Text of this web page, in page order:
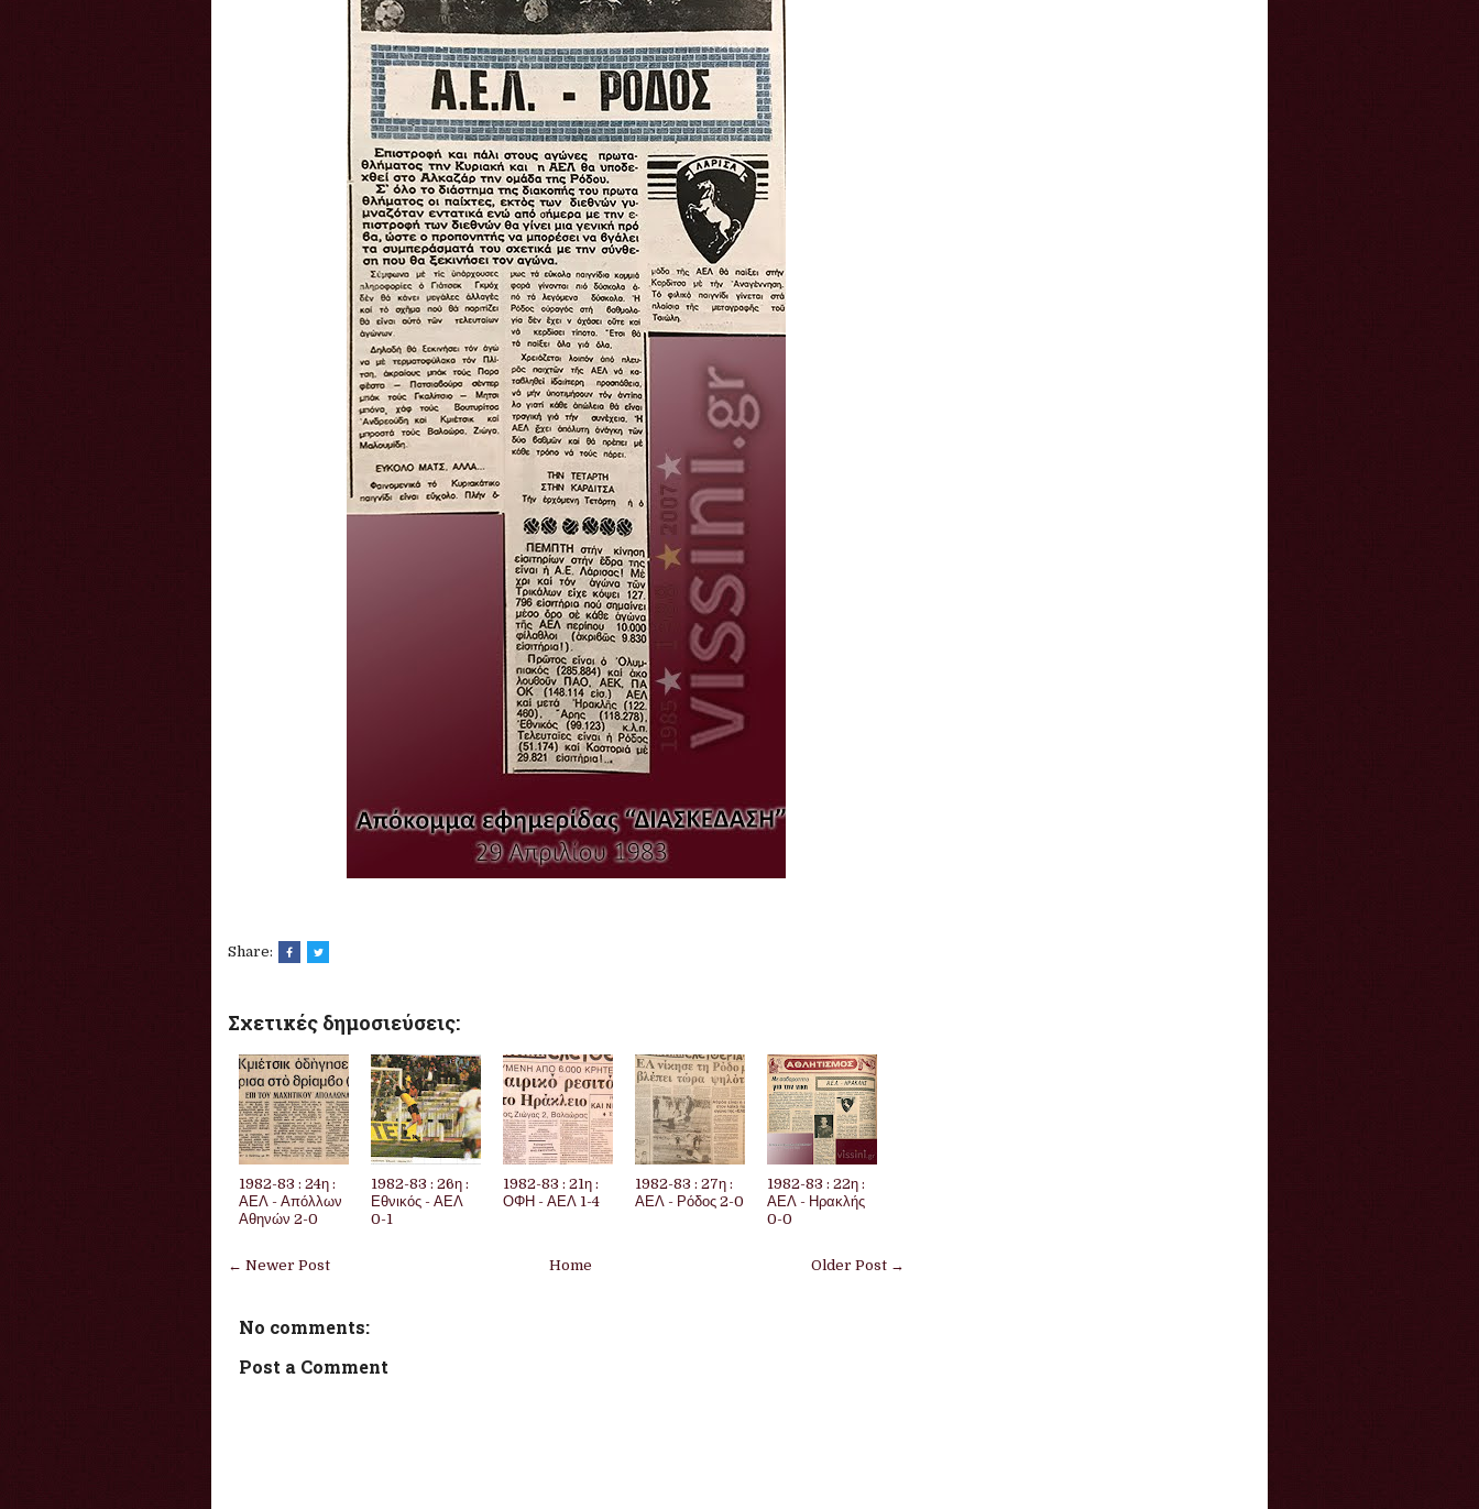
Share:
Σχετικές δημοσιεύσεις:
1982-83 : 24η :
ΑΕΛ - Απόλλων
Αθηνών 2-0
1982-83 : 26η :
Εθνικός - ΑΕΛ
0-1
1982-83 : 21η :
ΟΦΗ - ΑΕΛ 1-4
1982-83 : 27η :
ΑΕΛ - Ρόδος 2-0
1982-83 : 22η :
ΑΕΛ - Ηρακλής
0-0
← Newer Post Older Post →
Home
No comments:
Post a Comment